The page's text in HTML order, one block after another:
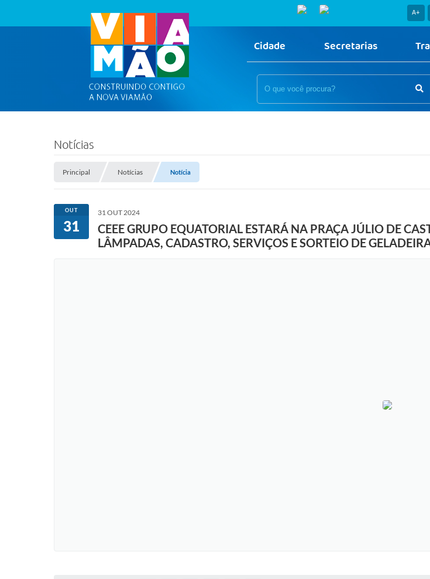
A+
Cidade Secretarias
Notícias
Principal Notícias Notícia
OUT
31
31 OUT 2024
CEEE GRUPO EQUATORIAL ESTARÁ NA PRAÇA JÚLIO DE
LÂMPADAS, CADASTRO, SERVIÇOS E SORTEIO DE